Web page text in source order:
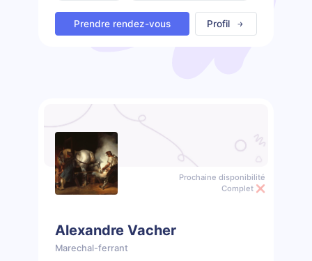
Prendre rendez-vous Profil
Prochaine disponibilité
Complet ❌
Alexandre Vacher
Marechal-ferrant